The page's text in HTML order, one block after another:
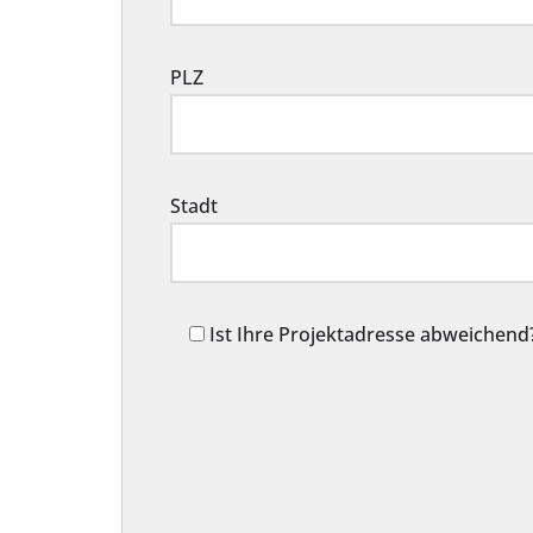
PLZ
Stadt
Ist Ihre Projektadresse